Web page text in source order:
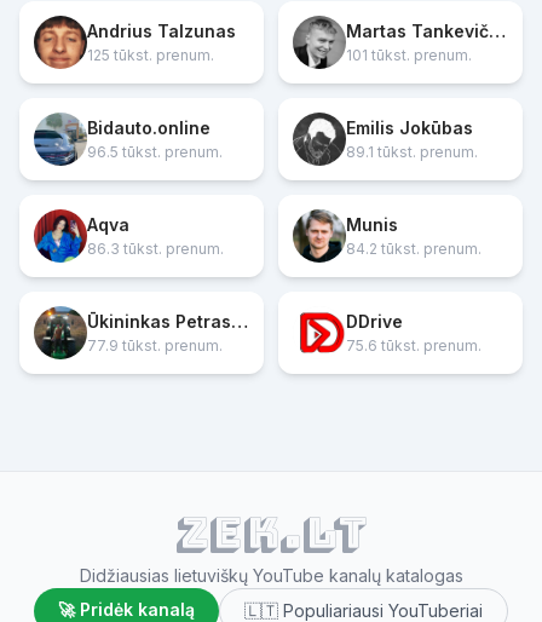
Andrius Talzunas
125 tūkst. prenum.
Martas Tankevičius
101 tūkst. prenum.
Bidauto.online
96.5 tūkst. prenum.
Emilis Jokūbas
89.1 tūkst. prenum.
Aqva
86.3 tūkst. prenum.
Munis
84.2 tūkst. prenum.
Ūkininkas Petras Šiaučiunas
77.9 tūkst. prenum.
DDrive
75.6 tūkst. prenum.
ZEK.lt
Didžiausias lietuviškų YouTube kanalų katalogas
🚀 Pridėk kanalą
🇱🇹 Populiariausi YouTuberiai